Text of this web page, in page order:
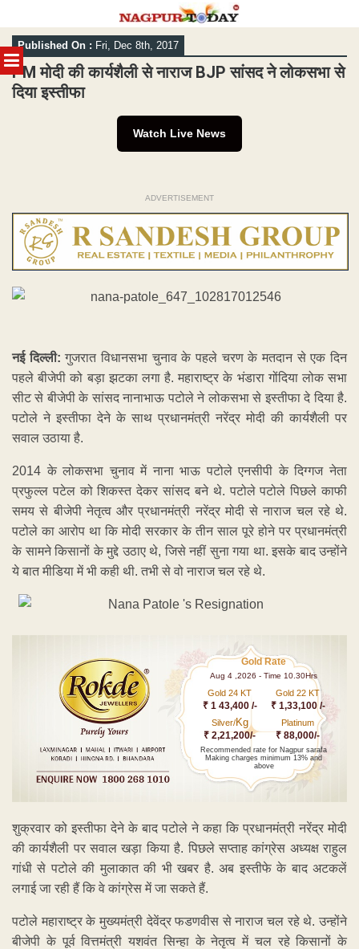
MENU
Skip
to
content
Published On : Fri, Dec 8th, 2017
PM मोदी की कार्यशैली से नाराज BJP सांसद ने लोकसभा से
दिया इस्तीफा
Watch Live News
ADVERTISEMENT
नई दिल्ली: गुजरात विधानसभा चुनाव के पहले चरण के मतदान से एक दिन
पहले बीजेपी को बड़ा झटका लगा है. महाराष्ट्र के भंडारा गोंदिया लोक सभा
सीट से बीजेपी के सांसद नानाभाऊ पटोले ने लोकसभा से इस्तीफा दे दिया है.
पटोले ने इस्तीफा देने के साथ प्रधानमंत्री नरेंद्र मोदी की कार्यशैली पर
सवाल उठाया है.
2014 के लोकसभा चुनाव में नाना भाऊ पटोले एनसीपी के दिग्गज नेता
प्रफुल्ल पटेल को शिकस्त देकर सांसद बने थे. पटोले पटोले पिछले काफी
समय से बीजेपी नेतृत्व और प्रधानमंत्री नरेंद्र मोदी से नाराज चल रहे थे.
पटोले का आरोप था कि मोदी सरकार के तीन साल पूरे होने पर प्रधानमंत्री
के सामने किसानों के मुद्दे उठाए थे, जिसे नहीं सुना गया था. इसके बाद उन्होंने
ये बात मीडिया में भी कही थी. तभी से वो नाराज चल रहे थे.
Gold Rate
Aug 4 ,2026 - Time 10.30Hrs
Gold 24 KT
₹ 1 43,400 /-
Gold 22 KT
₹ 1,33,100 /-
Silver/Kg
₹ 2,21,200/-
Platinum
₹ 88,000/-
Recommended rate for Nagpur sarafa
Making charges minimum 13% and
above
शुक्रवार को इस्तीफा देने के बाद पटोले ने कहा कि प्रधानमंत्री नरेंद्र मोदी
की कार्यशैली पर सवाल खड़ा किया है. पिछले सप्ताह कांग्रेस अध्यक्ष राहुल
गांधी से पटोले की मुलाकात की भी खबर है. अब इस्तीफे के बाद अटकलें
लगाई जा रही हैं कि वे कांग्रेस में जा सकते हैं.
पटोले महाराष्ट्र के मुख्यमंत्री देवेंद्र फडणवीस से नाराज चल रहे थे. उन्होंने
बीजेपी के पूर्व वित्तमंत्री यशवंत सिन्हा के नेतृत्व में चल रहे किसानों के